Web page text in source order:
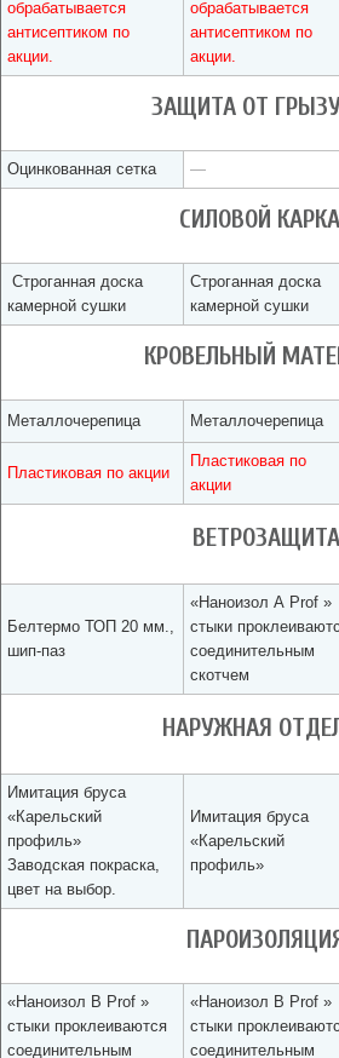
обрабатывается
антисептиком по
акции.
обрабатывается
антисептиком по
акции.
ЗАЩИТА ОТ
Оцинкованная сетка —
СИЛОВОЙ
Строганная доска
камерной сушки
Строганная доска
камерной сушки
КРОВЕЛЬНЫЙ
Металлочерепица Металлочерепица
Пластиковая по акции
Пластиковая по
акции
ВЕТРОЗАЩИТА
Белтермо ТОП 20 мм.,
шип-паз
«Наноизол А Prof »
стыки
соединительным
скотчем
НАРУЖНАЯ
Имитация бруса
«Карельский
профиль»
Заводская покраска,
цвет на выбор.
Имитация бруса
«Карельский
профиль»
«Наноизол В Prof »
стыки проклеиваются
соединительным
«Наноизол В Prof »
стыки
соединительным